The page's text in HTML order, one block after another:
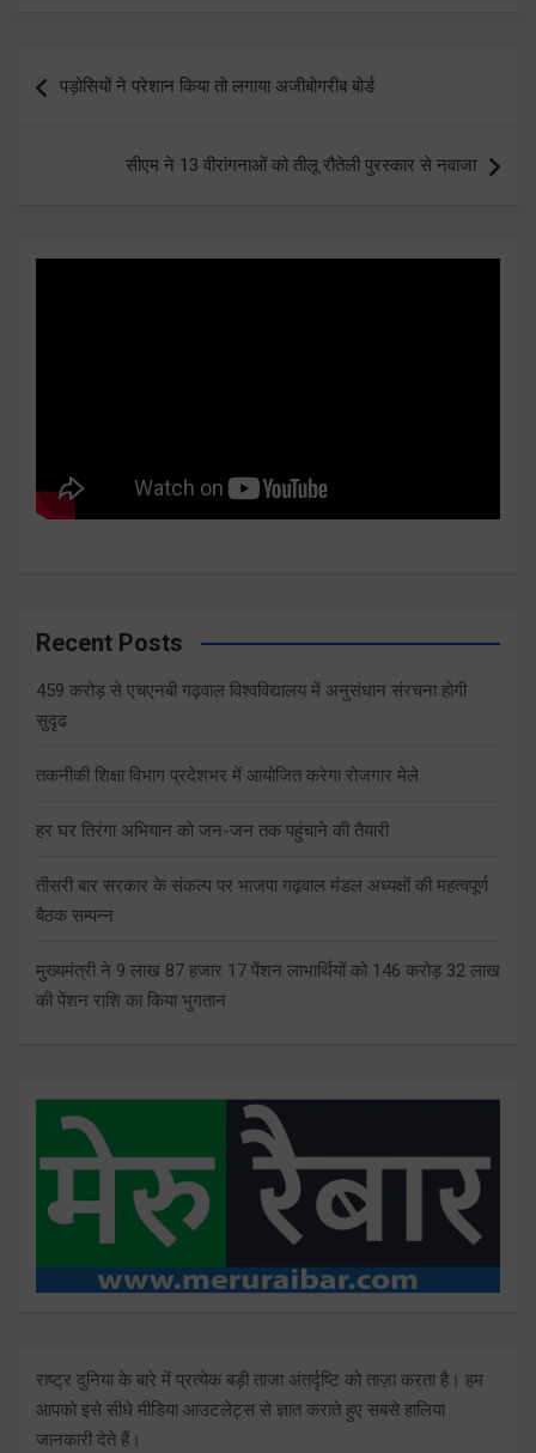
navigation
पड़ोसियों ने परेशान किया तो लगाया अजीबोगरीब बोर्ड
सीएम ने 13 वीरांगनाओं को तीलू रौतेली पुरस्कार से नवाजा
Recent Posts
459 करोड़ से एचएनबी गढ़वाल विश्वविद्यालय में अनुसंधान संरचना होगी
सुदृढ
तकनीकी शिक्षा विभाग प्रदेशभर में आयोजित करेगा रोजगार मेले
हर घर तिरंगा अभियान को जन-जन तक पहुंचाने की तैयारी
तीसरी बार सरकार के संकल्प पर भाजपा गढ़वाल मंडल अध्यक्षों की महत्वपूर्ण
बैठक सम्पन्न
मुख्यमंत्री ने 9 लाख 87 हजार 17 पेंशन लाभार्थियों को 146 करोड़ 32 लाख
की पेंशन राशि का किया भुगतान
राष्ट्र दुनिया के बारे में प्रत्येक बड़ी ताजा अंतर्दृष्टि को ताज़ा करता है। हम
आपको इसे सीधे मीडिया आउटलेट्स से ज्ञात कराते हुए सबसे हालिया
जानकारी देते हैं।